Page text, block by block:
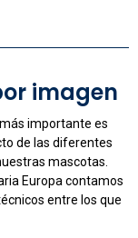
imagen
importante es
de las diferentes
mascotas.
Europa contamos
entre los que